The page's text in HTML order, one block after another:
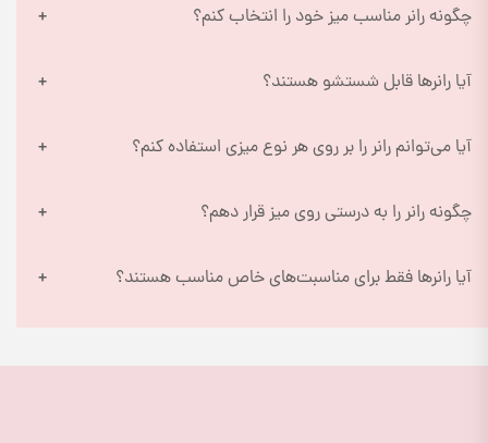
چگونه رانر مناسب میز خود را انتخاب کنم؟
آیا رانرها قابل شستشو هستند؟
آیا می‌توانم رانر را بر روی هر نوع میزی استفاده کنم؟
چگونه رانر را به درستی روی میز قرار دهم؟
آیا رانرها فقط برای مناسبت‌های خاص مناسب هستند؟